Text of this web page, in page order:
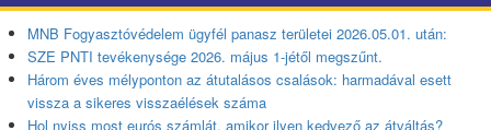
MNB Fogyasztóvédelem ügyfél panasz területei 2026.05.01. után:
SZE PNTI tevékenysége 2026. május 1-jétől megszűnt.
Három éves mélyponton az átutalásos csalások: harmadával esett
vissza a sikeres visszaélések száma
Hol nyiss most eurós számlát, amikor ilyen kedvező az átváltás?